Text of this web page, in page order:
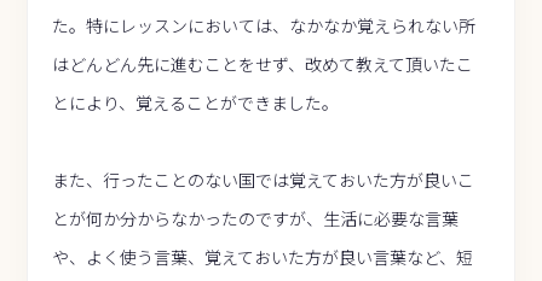
た。特にレッスンにおいては、なかなか覚えられない所
はどんどん先に進むことをせず、改めて教えて頂いたこ
とにより、覚えることができました。
また、行ったことのない国では覚えておいた方が良いこ
とが何か分からなかったのですが、生活に必要な言葉
や、よく使う言葉、覚えておいた方が良い言葉など、短